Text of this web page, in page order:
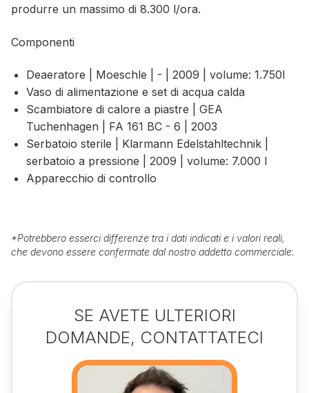
produrre un massimo di 8.300 l/ora.
Componenti
Deaeratore | Moeschle | - | 2009 | volume: 1.750l
Vaso di alimentazione e set di acqua calda
Scambiatore di calore a piastre | GEA
Tuchenhagen | FA 161 BC - 6 | 2003
Serbatoio sterile | Klarmann Edelstahltechnik |
serbatoio a pressione | 2009 | volume: 7.000 l
Apparecchio di controllo
*Potrebbero esserci differenze tra i dati indicati e i valori reali,
che devono essere confermate dal nostro addetto commerciale.
SE AVETE ULTERIORI
DOMANDE, CONTATTATECI